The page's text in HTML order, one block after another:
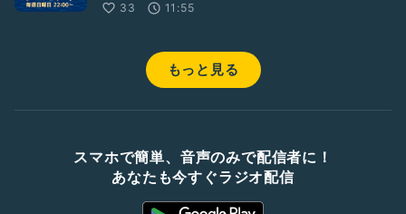
33
11:55
もっと見る
スマホで簡単、音声のみで配信者に！
あなたも今すぐラジオ配信